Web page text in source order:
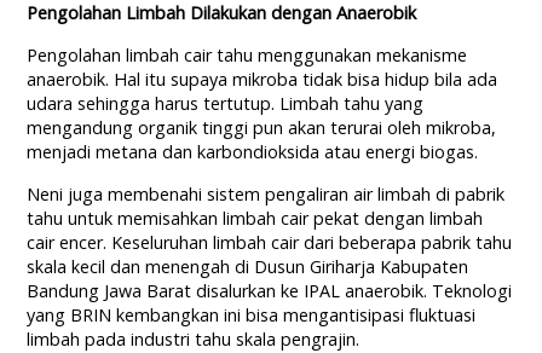
Pengolahan Limbah Dilakukan dengan Anaerobik
Pengolahan limbah cair tahu menggunakan mekanisme
anaerobik. Hal itu supaya mikroba tidak bisa hidup bila ada
udara sehingga harus tertutup. Limbah tahu yang
mengandung organik tinggi pun akan terurai oleh mikroba,
menjadi metana dan karbondioksida atau energi biogas.
Neni juga membenahi sistem pengaliran air limbah di pabrik
tahu untuk memisahkan limbah cair pekat dengan limbah
cair encer. Keseluruhan limbah cair dari beberapa pabrik tahu
skala kecil dan menengah di Dusun Giriharja Kabupaten
Bandung Jawa Barat disalurkan ke IPAL anaerobik. Teknologi
yang BRIN kembangkan ini bisa mengantisipasi fluktuasi
limbah pada industri tahu skala pengrajin.